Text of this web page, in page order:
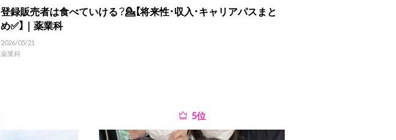
登録販売者は食べていける？💁【将来性・収入・キャリアパスまと
め✅】｜薬業科
2026/05/21
薬業科
位